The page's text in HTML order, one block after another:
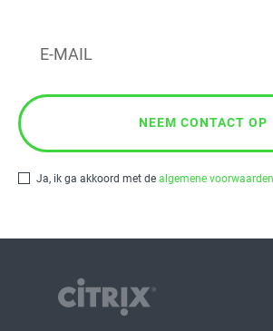
Ja, ik ga akkoord met de algemene voorwaarden